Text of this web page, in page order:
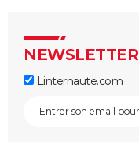
NEWSLETTER
Linternaute.com